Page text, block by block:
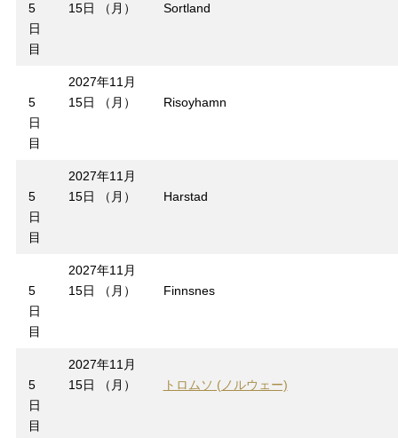
5
日
目
15日 （月）
Sortland
5
日
目
2027年11月
15日 （月）
Risoyhamn
5
日
目
2027年11月
15日 （月）
Harstad
5
日
目
2027年11月
15日 （月）
Finnsnes
5
日
目
2027年11月
15日 （月）
トロムソ (ノルウェー)